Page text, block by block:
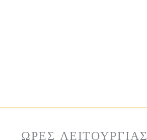
ΏΡΕΣ ΛΕΙΤΟΥΡΓΊΑΣ